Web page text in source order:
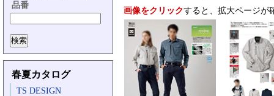
品番
春夏カタログ
TS DESIGN
画像をクリックすると、拡大ページが